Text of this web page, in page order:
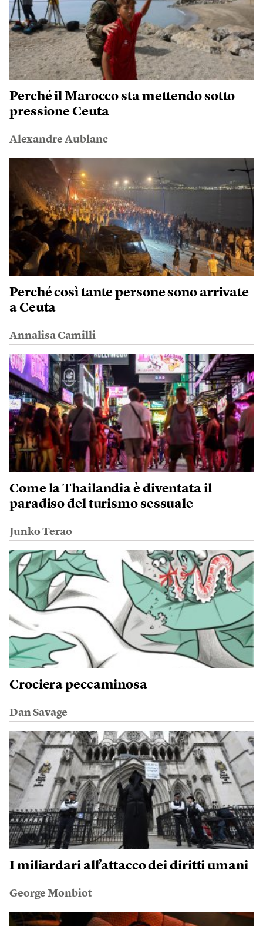
Perché il Marocco sta mettendo sotto
pressione Ceuta
Alexandre Aublanc
Perché così tante persone sono arrivate
a Ceuta
Annalisa Camilli
Come la Thailandia è diventata il
paradiso del turismo sessuale
Junko Terao
Crociera peccaminosa
Dan Savage
I miliardari all’attacco dei diritti umani
George Monbiot